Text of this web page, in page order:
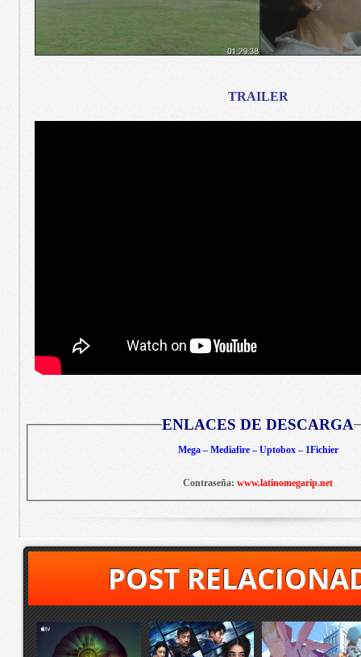
TRAILER
ENLACES DE DESCARGA
Mega – Mediafire – Uptobox – 1Fichier
Contraseña: www.latinomegarip.net
POST